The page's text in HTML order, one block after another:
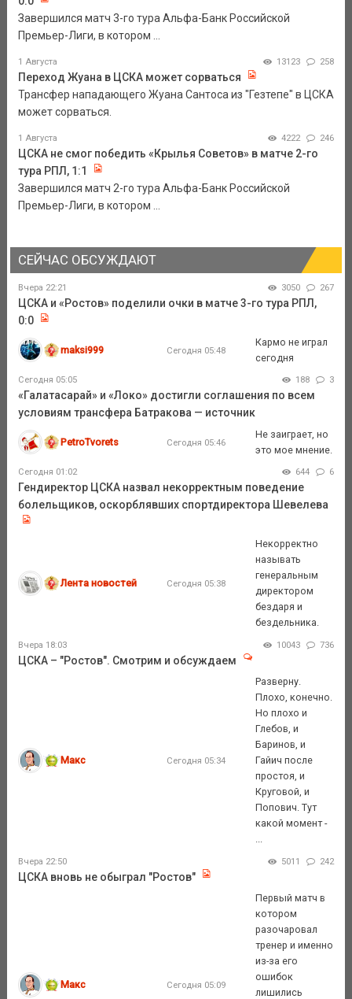
Завершился матч 3-го тура Альфа-Банк Российской
Премьер-Лиги, в котором ...
1 Августа 13123 258
Переход Жуана в ЦСКА может сорваться
Трансфер нападающего Жуана Сантоса из "Гезтепе" в ЦСКА
может сорваться.
1 Августа 4222 246
ЦСКА не смог победить «Крылья Советов» в матче 2-го
тура РПЛ, 1:1
Завершился матч 2-го тура Альфа-Банк Российской
Премьер-Лиги, в котором ...
СЕЙЧАС ОБСУЖДАЮТ
Вчера 22:21 3050 267
ЦСКА и «Ростов» поделили очки в матче 3-го тура РПЛ,
0:0
maksi999 Сегодня 05:48
Кармо не играл
сегодня
Сегодня 05:05 188 3
«Галатасарай» и «Локо» достигли соглашения по всем
условиям трансфера Батракова — источник
PetroTvorets Сегодня 05:46
Не заиграет, но
это мое мнение.
Сегодня 01:02 644 6
Гендиректор ЦСКА назвал некорректным поведение
болельщиков, оскорблявших спортдиректора Шевелева
Лента новостей Сегодня 05:38
Некорректно
называть
генеральным
директором
бездаря и
бездельника.
Вчера 18:03 10043 736
ЦСКА – "Ростов". Смотрим и обсуждаем
Макс Сегодня 05:34
Разверну.
Плохо, конечно.
Но плохо и
Глебов, и
Баринов, и
Гайич после
простоя, и
Круговой, и
Попович. Тут
какой момент -
Вчера 22:50 5011 242
ЦСКА вновь не обыграл "Ростов"
Макс Сегодня 05:09
Первый матч в
котором
разочаровал
тренер и именно
из-за его
ошибок
лишились